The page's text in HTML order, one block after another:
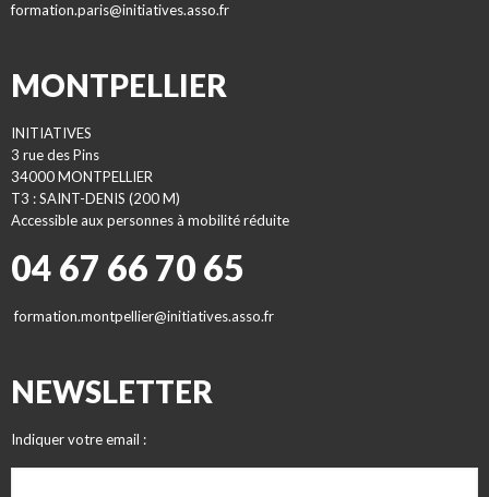
formation.paris@initiatives.asso.fr
MONTPELLIER
INITIATIVES
3 rue des Pins
34000 MONTPELLIER
T3 : SAINT-DENIS (200 M)
Accessible aux personnes à mobilité réduite
04 67 66 70 65
formation.montpellier@initiatives.asso.fr
NEWSLETTER
Indiquer votre email :